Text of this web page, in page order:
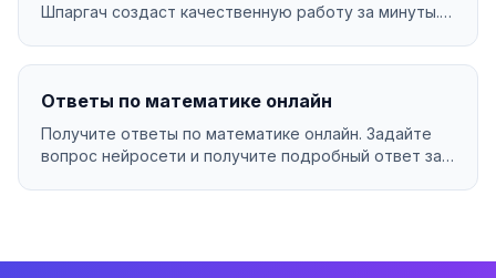
Шпаргач создаст качественную работу за минуты.
Ответы по математике онлайн
Получите ответы по математике онлайн. Задайте
вопрос нейросети и получите подробный ответ за